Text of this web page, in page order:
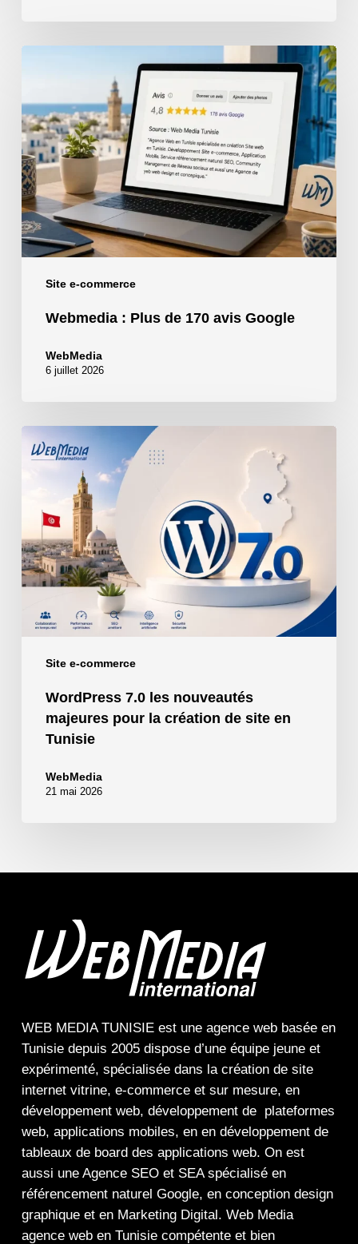
Site e-commerce
de
170
avis
Google
Webmedia : Plus de 170 avis Google
WebMedia
6 juillet 2026
Site e-commerce
7.0
nouveautés
majeures
pour
la
création
site
Tunisie
WordPress 7.0 les nouveautés
majeures pour la création de site en
Tunisie
WebMedia
21 mai 2026
WEB MEDIA TUNISIEest une agence webbasée en
Tunisie depuis 2005 dispose d’une équipe jeune et
expérimenté, spécialisée dans la création de site
internet vitrine, e-commerceet sur mesure, en
développement web, développement de plateformes
web, applications mobiles, en en développement de
tableaux de boarddes applications web. On est
aussi une Agence SEOet SEAspécialisé en
référencement naturel Google, en conception design
graphiqueet en Marketing Digital. Web Media
agence web en Tunisie compétente et bien